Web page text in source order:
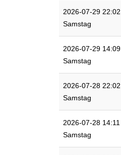
2026-07-29 22:02
Samstag
2026-07-29 14:09
Samstag
2026-07-28 22:02
Samstag
2026-07-28 14:11
Samstag